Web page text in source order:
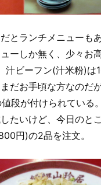
とランチメニューも
ーしか無く、少々お
汁ビーフン(汁米粉)は
だお手頃な方なのだ
段が付けられている
たいけど、今日のと
円)の2品を注文。